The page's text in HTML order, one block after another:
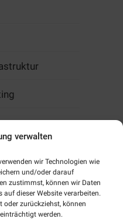
verwalten
wir Technologien wie
und/oder darauf
zustimmst, können wir Daten
auf dieser Website verarbeiten.
zurückziehst, können
werden.